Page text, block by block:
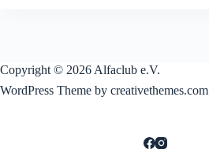
Copyright © 2026 Alfaclub e.V.
WordPress Theme by creativethemes.com